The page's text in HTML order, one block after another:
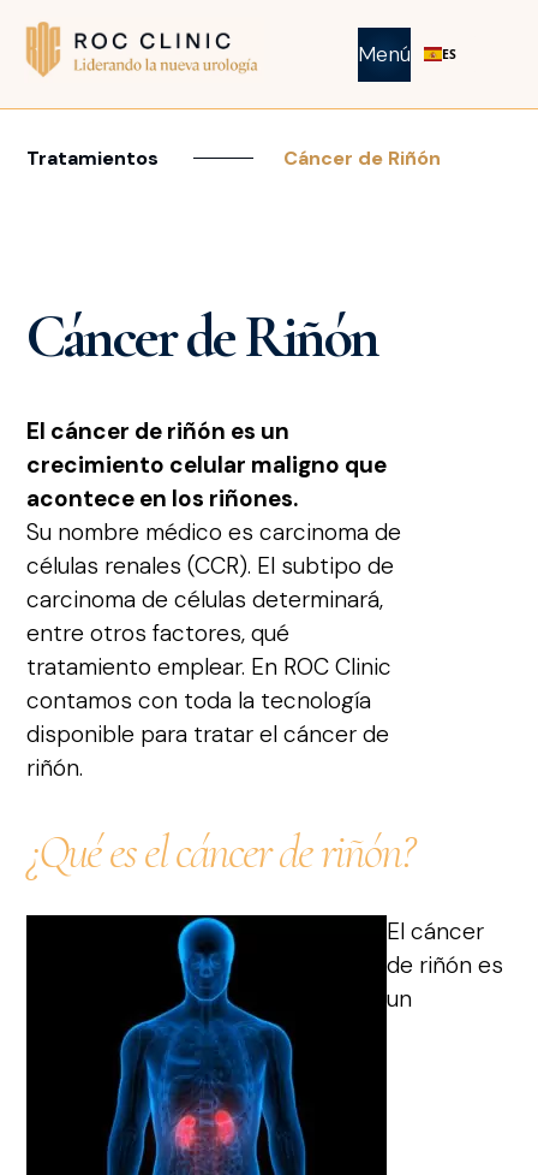
Menú ES
Tratamientos Cáncer de Riñón
Cáncer de Riñón
El cáncer de riñón es un
crecimiento celular maligno que
acontece en los riñones.
Su nombre médico es carcinoma de
células renales (CCR). El subtipo de
carcinoma de células determinará,
entre otros factores, qué
tratamiento emplear. En ROC Clinic
contamos con toda la tecnología
disponible para tratar el cáncer de
riñón.
¿Qué es el cáncer de riñón?
El cáncer
de riñón es
un